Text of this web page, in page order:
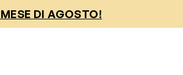
DI AGOSTO!